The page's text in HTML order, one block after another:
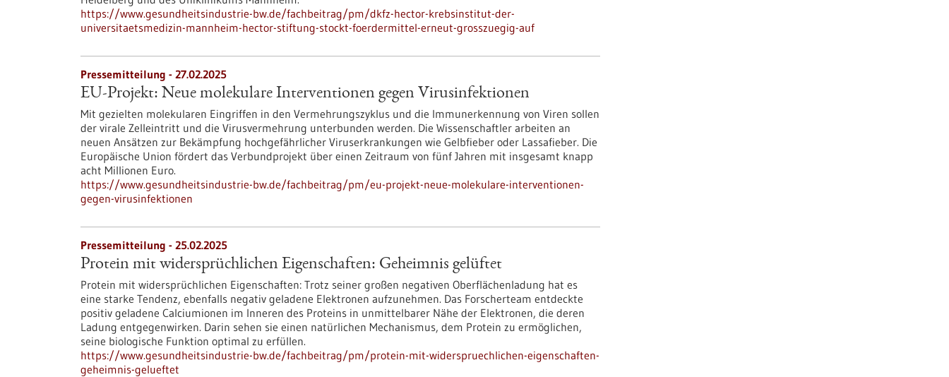
https://www.gesundheitsindustrie-bw.de/fachbeitrag/pm/dkfz-hector-krebsinstitut-der-
universitaetsmedizin-mannheim-hector-stiftung-stockt-foerdermittel-erneut-grosszuegig-auf
Pressemitteilung - 27.02.2025
EU-Projekt: Neue molekulare Interventionen gegen Virusinfektionen
Mit gezielten molekularen Eingriffen in den Vermehrungszyklus und die Immunerkennung von Viren sollen
der virale Zelleintritt und die Virusvermehrung unterbunden werden. Die Wissenschaftler arbeiten an
neuen Ansätzen zur Bekämpfung hochgefährlicher Viruserkrankungen wie Gelbfieber oder Lassafieber. Die
Europäische Union fördert das Verbundprojekt über einen Zeitraum von fünf Jahren mit insgesamt knapp
acht Millionen Euro.
https://www.gesundheitsindustrie-bw.de/fachbeitrag/pm/eu-projekt-neue-molekulare-interventionen-
gegen-virusinfektionen
Pressemitteilung - 25.02.2025
Protein mit widersprüchlichen Eigenschaften: Geheimnis gelüftet
Protein mit widersprüchlichen Eigenschaften: Trotz seiner großen negativen Oberflächenladung hat es
eine starke Tendenz, ebenfalls negativ geladene Elektronen aufzunehmen. Das Forscherteam entdeckte
positiv geladene Calciumionen im Inneren des Proteins in unmittelbarer Nähe der Elektronen, die deren
Ladung entgegenwirken. Darin sehen sie einen natürlichen Mechanismus, dem Protein zu ermöglichen,
seine biologische Funktion optimal zu erfüllen.
https://www.gesundheitsindustrie-bw.de/fachbeitrag/pm/protein-mit-widerspruechlichen-eigenschaften-
geheimnis-gelueftet